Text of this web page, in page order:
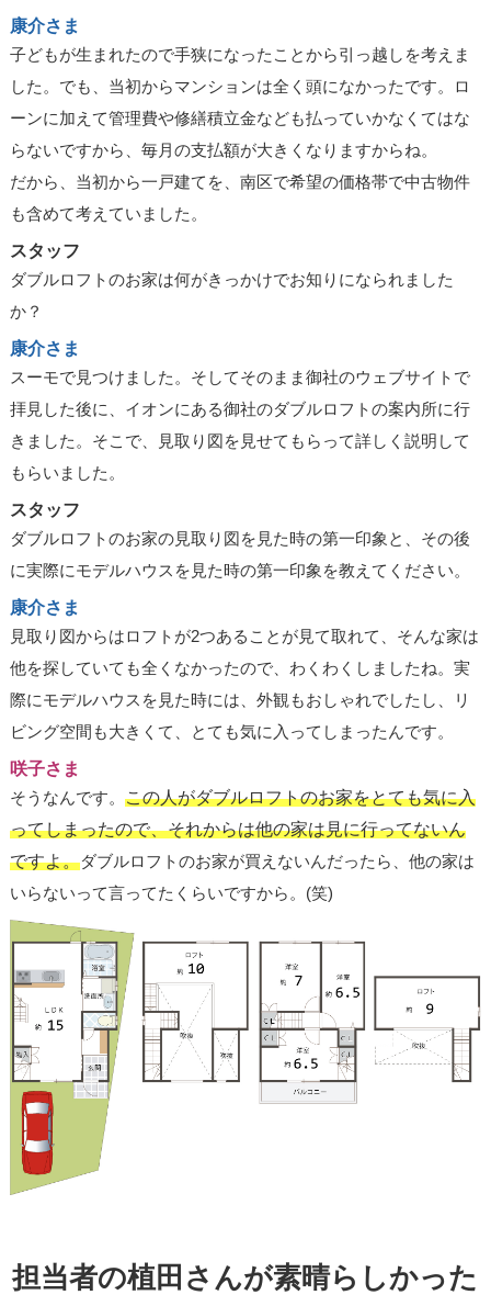
康介さま
子どもが生まれたので手狭になったことから引っ越しを考えま
した。でも、当初からマンションは全く頭になかったです。ロ
ーンに加えて管理費や修繕積立金なども払っていかなくてはな
らないですから、毎月の支払額が大きくなりますからね。
だから、当初から一戸建てを、南区で希望の価格帯で中古物件
も含めて考えていました。
スタッフ
ダブルロフトのお家は何がきっかけでお知りになられました
か？
康介さま
スーモで見つけました。そしてそのまま御社のウェブサイトで
拝見した後に、イオンにある御社のダブルロフトの案内所に行
きました。そこで、見取り図を見せてもらって詳しく説明して
もらいました。
スタッフ
ダブルロフトのお家の見取り図を見た時の第一印象と、その後
に実際にモデルハウスを見た時の第一印象を教えてください。
康介さま
見取り図からはロフトが2つあることが見て取れて、そんな家は
他を探していても全くなかったので、わくわくしましたね。実
際にモデルハウスを見た時には、外観もおしゃれでしたし、リ
ビング空間も大きくて、とても気に入ってしまったんです。
咲子さま
そうなんです。 この人がダブルロフトのお家をとても気に入
ってしまったので、それからは他の家は見に行ってないん
ですよ。ダブルロフトのお家が買えないんだったら、他の家は
いらないって言ってたくらいですから。(笑)
担当者の植田さんが素晴らしかった